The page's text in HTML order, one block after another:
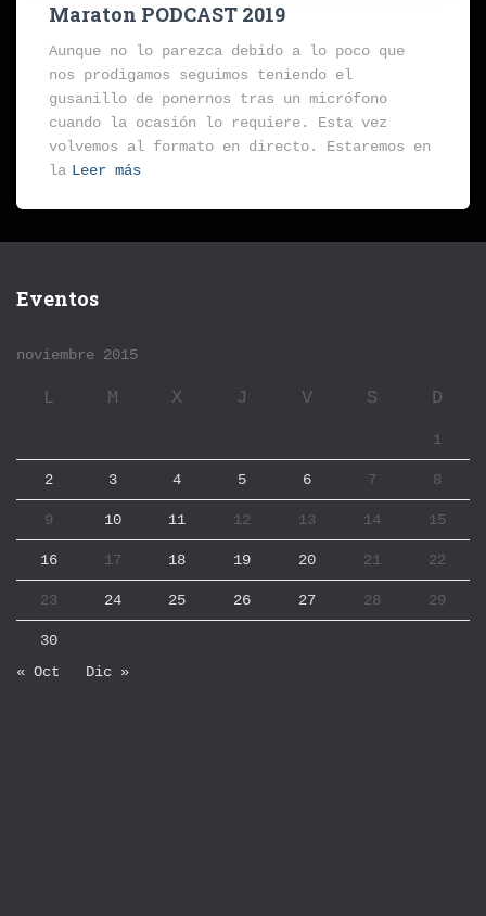
Maraton PODCAST 2019
Aunque no lo parezca debido a lo poco que
nos prodigamos seguimos teniendo el
gusanillo de ponernos tras un micrófono
cuando la ocasión lo requiere. Esta vez
volvemos al formato en directo. Estaremos en
la Leer más
Eventos
noviembre 2015
L M X J V S D
1
2 3 4 5 6 7 8
9 10 11 12 13 14 15
16 17 18 19 20 21 22
23 24 25 26 27 28 29
30
« Oct
Dic »